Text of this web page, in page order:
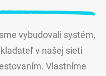
vybudovali systém,
v našej sieti
Vlastníme